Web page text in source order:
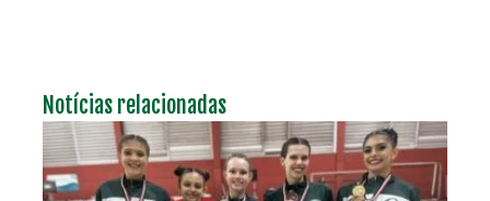
Notícias relacionadas